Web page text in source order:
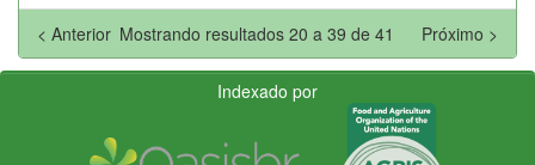
Mostrando resultados 20 a 39 de 41
< Anterior Próximo >
Indexado por